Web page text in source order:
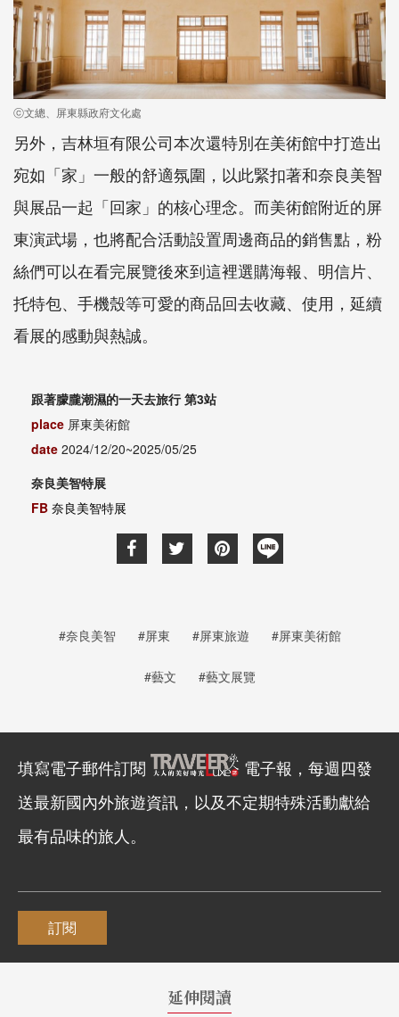
ⓒ文總、屏東縣政府文化處
另外，吉林垣有限公司本次還特別在美術館中打造出
宛如「家」一般的舒適氛圍，以此緊扣著和奈良美智
與展品一起「回家」的核心理念。而美術館附近的屏
東演武場，也將配合活動設置周邊商品的銷售點，粉
絲們可以在看完展覽後來到這裡選購海報、明信片、
托特包、手機殼等可愛的商品回去收藏、使用，延續
看展的感動與熱誠。
跟著朦朧潮濕的一天去旅行 第3站
place 屏東美術館
date 2024/12/20~2025/05/25
奈良美智特展
FB 奈良美智特展
#奈良美智 #屏東 #屏東旅遊 #屏東美術館
#藝文 #藝文展覽
填寫電子郵件訂閱
電子報，每週四發
送最新國內外旅遊資訊，以及不定期特殊活動獻給
最有品味的旅人。
訂閱
延伸閱讀